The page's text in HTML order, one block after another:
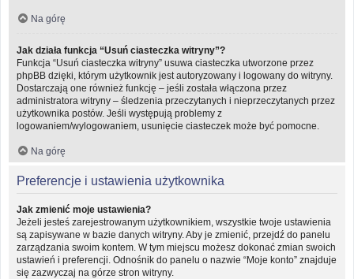
Na górę
Jak działa funkcja “Usuń ciasteczka witryny”?
Funkcja “Usuń ciasteczka witryny” usuwa ciasteczka utworzone przez
phpBB dzięki, którym użytkownik jest autoryzowany i logowany do witryny.
Dostarczają one również funkcję – jeśli została włączona przez
administratora witryny – śledzenia przeczytanych i nieprzeczytanych przez
użytkownika postów. Jeśli występują problemy z
logowaniem/wylogowaniem, usunięcie ciasteczek może być pomocne.
Na górę
Preferencje i ustawienia użytkownika
Jak zmienić moje ustawienia?
Jeżeli jesteś zarejestrowanym użytkownikiem, wszystkie twoje ustawienia
są zapisywane w bazie danych witryny. Aby je zmienić, przejdź do panelu
zarządzania swoim kontem. W tym miejscu możesz dokonać zmian swoich
ustawień i preferencji. Odnośnik do panelu o nazwie “Moje konto” znajduje
się zazwyczaj na górze stron witryny.